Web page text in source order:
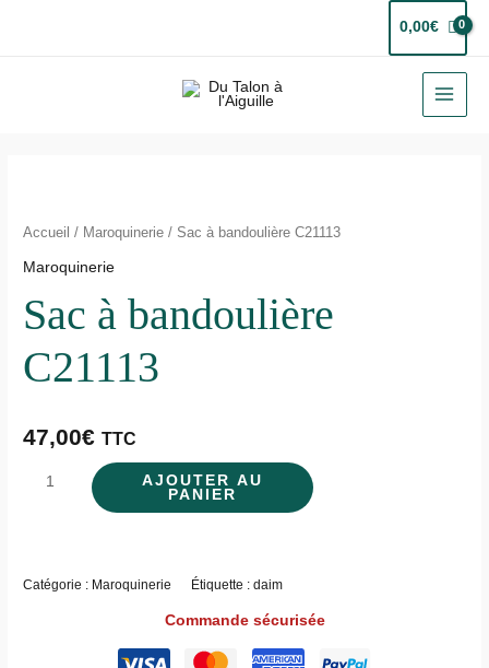
0,00€
Accueil / Maroquinerie / Sac à bandoulière C21113
Maroquinerie
Sac à bandoulière
C21113
47,00€ TTC
Sac
à
C21113
AJOUTER AU
PANIER
Catégorie : Maroquinerie Étiquette :daim
Commande sécurisée